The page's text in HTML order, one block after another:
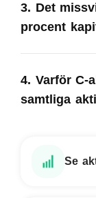
3. Det
procent
4. Varför C-
samtliga
Se